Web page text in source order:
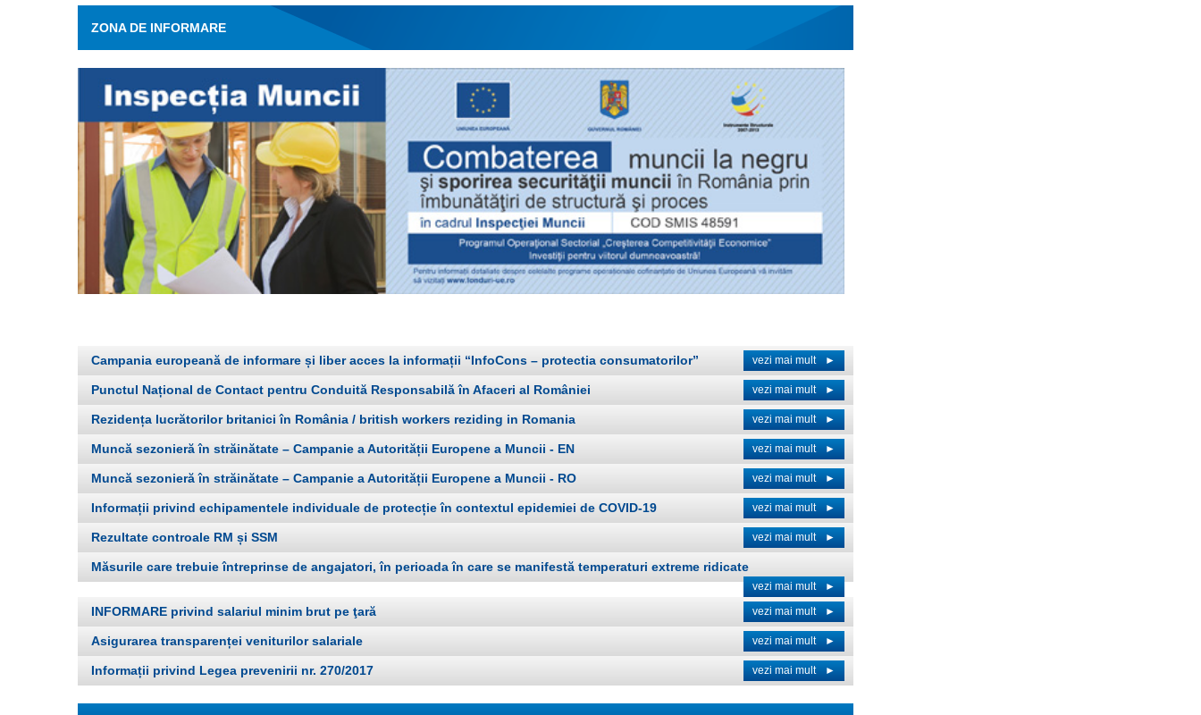
ZONA DE INFORMARE
Campania europeană de informare și liber acces la informații “InfoCons – protectia consumatorilor” vezi mai mult ►
Punctul Național de Contact pentru Conduită Responsabilă în Afaceri al României vezi mai mult ►
Rezidența lucrătorilor britanici în România / british workers reziding in Romania vezi mai mult ►
Muncă sezonieră în străinătate – Campanie a Autorității Europene a Muncii - EN vezi mai mult ►
Muncă sezonieră în străinătate – Campanie a Autorității Europene a Muncii - RO vezi mai mult ►
Informații privind echipamentele individuale de protecție în contextul epidemiei de COVID-19 vezi mai mult ►
Rezultate controale RM și SSM vezi mai mult ►
Măsurile care trebuie întreprinse de angajatori, în perioada în care se manifestă temperaturi extreme ridicate
vezi mai mult ►
INFORMARE privind salariul minim brut pe ţară vezi mai mult ►
Asigurarea transparenței veniturilor salariale vezi mai mult ►
Informații privind Legea prevenirii nr. 270/2017 vezi mai mult ►